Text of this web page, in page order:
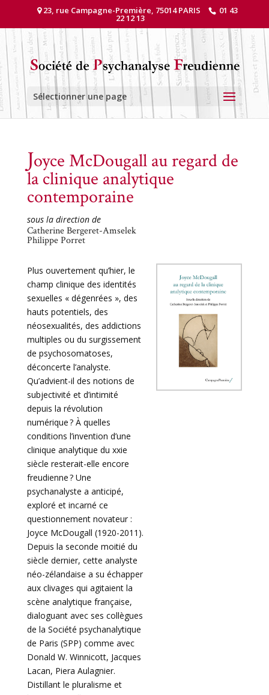
23, rue Campagne-Première, 75014 PARIS 01 43
22 12 13
Sélectionner une page
Joyce McDougall au regard de
la clinique analytique
contemporaine
sous la direction de
Catherine Bergeret-Amselek
Philippe Porret
Plus ouvertement qu’hier, le
champ clinique des identités
sexuelles « dégenrées », des
hauts potentiels, des
néosexualités, des addictions
multiples ou du surgissement
de psychosomatoses,
déconcerte l’analyste.
Qu’advient-il des notions de
subjectivité et d’intimité
depuis la révolution
numérique ? À quelles
conditions l’invention d’une
clinique analytique du xxie
siècle resterait-elle encore
freudienne ? Une
psychanalyste a anticipé,
exploré et incarné ce
questionnement novateur :
Joyce McDougall (1920-2011).
Depuis la seconde moitié du
siècle dernier, cette analyste
néo-zélandaise a su échapper
aux clivages qui agitaient la
scène analytique française,
dialoguant avec ses collègues
de la Société psychanalytique
de Paris (SPP) comme avec
Donald W. Winnicott, Jacques
Lacan, Piera Aulagnier.
Distillant le pluralisme et